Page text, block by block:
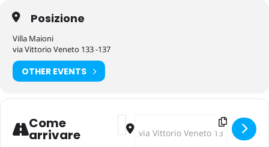
Posizione
Villa Maioni
via Vittorio Veneto 133 -137
OTHER EVENTS
Come
arrivare
Address - Musica e Spiritualità –
Destination Address - Musica